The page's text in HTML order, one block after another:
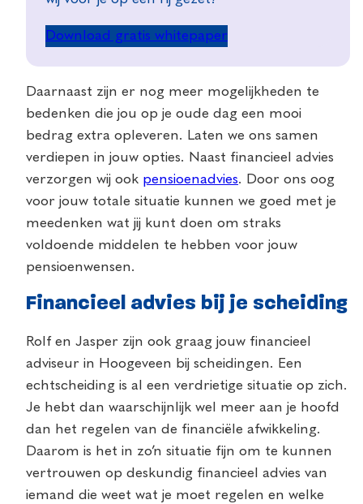
Download gratis whitepaper
Daarnaast zijn er nog meer mogelijkheden te
bedenken die jou op je oude dag een mooi
bedrag extra opleveren. Laten we ons samen
verdiepen in jouw opties. Naast financieel advies
verzorgen wij ook pensioenadvies. Door ons oog
voor jouw totale situatie kunnen we goed met je
meedenken wat jij kunt doen om straks
voldoende middelen te hebben voor jouw
pensioenwensen.
Financieel advies bij je scheiding
Rolf en Jasper zijn ook graag jouw financieel
adviseur in Hoogeveen bij scheidingen. Een
echtscheiding is al een verdrietige situatie op zich.
Je hebt dan waarschijnlijk wel meer aan je hoofd
dan het regelen van de financiële afwikkeling.
Daarom is het in zo’n situatie fijn om te kunnen
vertrouwen op deskundig financieel advies van
iemand die weet wat je moet regelen en welke